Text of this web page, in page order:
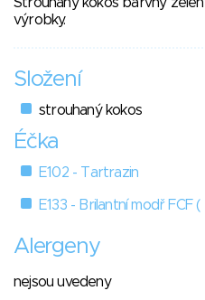
výrobky.
Složení
strouhaný kokos
Éčka
E102 - Tartrazin
E133 - Brilantní modř FCF
Alergeny
nejsou uvedeny